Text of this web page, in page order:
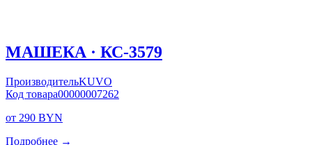
МАШЕКА · КС-3579
ПроизводительKUVO
Код товара00000007262
от 290 BYN
Подробнее →